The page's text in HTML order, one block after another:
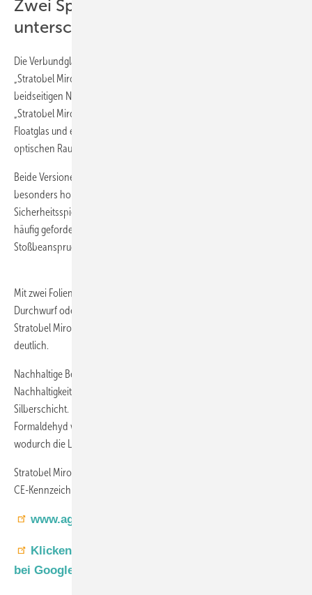
Zwei Spiegel-Varianten für
unterschiedliche Anwendungen
Die Verbundglasspiegel von AGC sind in zwei Varianten verfügbar:
„Stratobel Mirox Duo“ besteht aus zwei Spiegelglasscheiben, etwa zur
beidseitigen Nutzung in raumstrukturierenden Trennwänden.
„Stratobel Mirox Mono“ kombiniert eine Spiegelglasscheibe mit einem
Floatglas und eignet sich beispielsweise für Wandverkleidungen zur
optischen Raumvergrößerung oder zur Lichtlenkung.
Beide Versionen werden mit einer oder zwei speziellen PVB-Folien mit
besonders hoher Haftung laminiert. Mit einer Folie erreicht der
Sicherheitsspiegel die Sicherheitsklasse 2B2 gemäß EN 12600 – eine
häufig geforderte Klasse im Objektbereich beim Schutz gegen
Stoßbeanspruchung, etwa für Wandverkleidungen in Verkehrsflächen.
Mit zwei Folien ausgestattet wird zusätzlich die Klasse P2A gegen
Durchwurf oder Durchbruch gemäß EN 356 erreicht. Damit übertrifft
Stratobel Mirox die Anforderungen der EN 1036-1 für Standardspiegel
deutlich.
Nachhaltige Beschichtung und NormkonformitätFür Langlebigkeit und
Nachhaltigkeit sorgt eine kupfer- und bleifreie Schutzlackierung der
Silberschicht. Flüchtige organische Verbindungen (VOC) sowie
Formaldehyd werden nur in sehr geringem Umfang emittiert,
wodurch die Luftqualität in Innenräumen erhalten bleibt.
Stratobel Mirox ist in den Stärken 33.1 und 33.2 verfügbar und trägt die
CE-Kennzeichnung gemäß der harmonisierten Norm EN 14449:2005.
www.agc-yourglass.com
Klicken Sie hier, um GW als bevorzugte Quelle
bei Google einzustellen